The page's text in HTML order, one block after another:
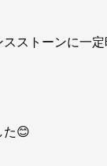
ストーンに一
た😊